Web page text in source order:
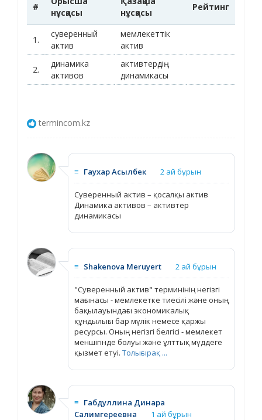
#
нұсқасы
нұсқасы
Рейтинг
1.
суверенный
актив
мемлекеттік
актив
2.
динамика
активов
активтердің
динамикасы
termincom.kz
≡ Гаухар Асылбек 2 ай бұрын
Суверенный актив – қосалқы актив
Динамика активов – активтер
динамикасы
≡ Shakenova Meruyert 2 ай бұрын
"Суверенный актив" терминінің негізгі
мағынасы - мемлекетке тиесілі және оның
бақылауындағы экономикалық
құндылығы бар мүлік немесе қаржы
ресурсы. Оның негізгі белгісі - мемлекет
меншігінде болуы және ұлттық мүддеге
қызмет етуі. Толығырақ ...
≡ Габдуллина Динара
Салимгереевна
1 ай бұрын